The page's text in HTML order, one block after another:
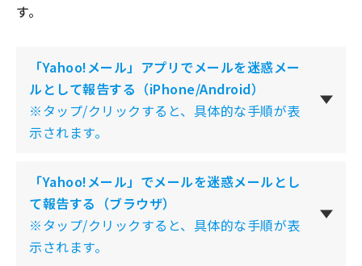
す。
「Yahoo!メール」アプリでメールを迷惑メー
ルとして報告する（iPhone/Android）
※タップ/クリックすると、具体的な手順が表
示されます。
「Yahoo!メール」でメールを迷惑メールとし
て報告する （ブラウザ）
※タップ/クリックすると、具体的な手順が表
示されます。